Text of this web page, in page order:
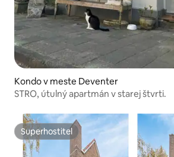
Kondo v meste Deventer
STRO, útulný apartmán v starej štvrti.
Superhostiteľ
Superhostiteľ